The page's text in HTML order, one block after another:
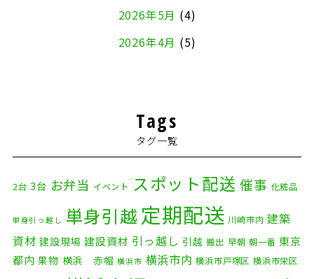
2026年5月 (4)
2026年4月 (5)
2026年1月
2025年11月(4)
2025年10月(9)
2025年9月
(3)
2025年8月(2)
Tags
タグ一覧
2台 3台 お弁当 イベント スポット配送 催事 化粧品
単身引っ越し 単身引越 定期配送 川崎市内 建築
資材 建設現場 建設資材 引っ越し 引越 搬出 早朝 朝一番 東京
都内 果物 横浜 赤帽 横浜市 横浜市内 横浜市戸塚区 横浜市栄区